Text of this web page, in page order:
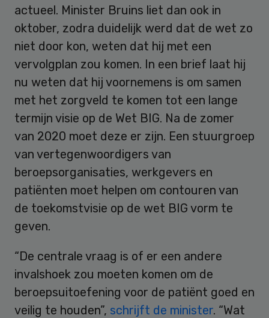
actueel. Minister Bruins liet dan ook in
oktober, zodra duidelijk werd dat de wet zo
niet door kon, weten dat hij met een
vervolgplan zou komen. In een brief laat hij
nu weten dat hij voornemens is om samen
met het zorgveld te komen tot een lange
termijn visie op de Wet BIG. Na de zomer
van 2020 moet deze er zijn. Een stuurgroep
van vertegenwoordigers van
beroepsorganisaties, werkgevers en
patiënten moet helpen om contouren van
de toekomstvisie op de wet BIG vorm te
geven.
“De centrale vraag is of er een andere
invalshoek zou moeten komen om de
beroepsuitoefening voor de patiënt goed en
veilig te houden”, schrijft de minister. “Wat